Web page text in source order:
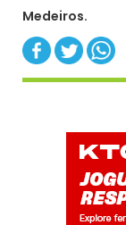
Medeiros.